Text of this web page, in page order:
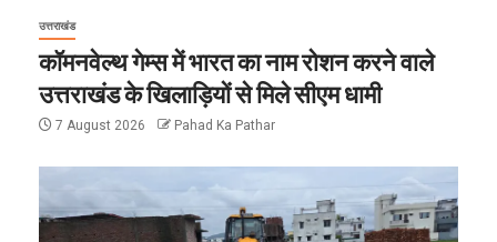
उत्तराखंड
कॉमनवेल्थ गेम्स में भारत का नाम रोशन करने वाले
उत्तराखंड के खिलाड़ियों से मिले सीएम धामी
7 August 2026 Pahad Ka Pathar